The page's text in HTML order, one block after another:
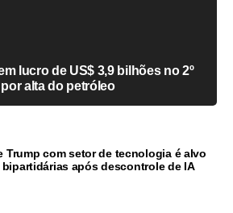
lucro de US$ 3,9 bilhões no 2º
alta do petróleo
Trump com setor de tecnologia é alvo
após descontrole de IA